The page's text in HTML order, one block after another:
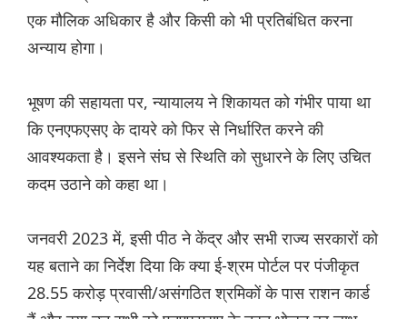
एक मौलिक अधिकार है और किसी को भी प्रतिबंधित करना
अन्याय होगा।
भूषण की सहायता पर, न्यायालय ने शिकायत को गंभीर पाया था
कि एनएफएसए के दायरे को फिर से निर्धारित करने की
आवश्यकता है। इसने संघ से स्थिति को सुधारने के लिए उचित
कदम उठाने को कहा था।
जनवरी 2023 में, इसी पीठ ने केंद्र और सभी राज्य सरकारों को
यह बताने का निर्देश दिया कि क्या ई-श्रम पोर्टल पर पंजीकृत
28.55 करोड़ प्रवासी/असंगठित श्रमिकों के पास राशन कार्ड